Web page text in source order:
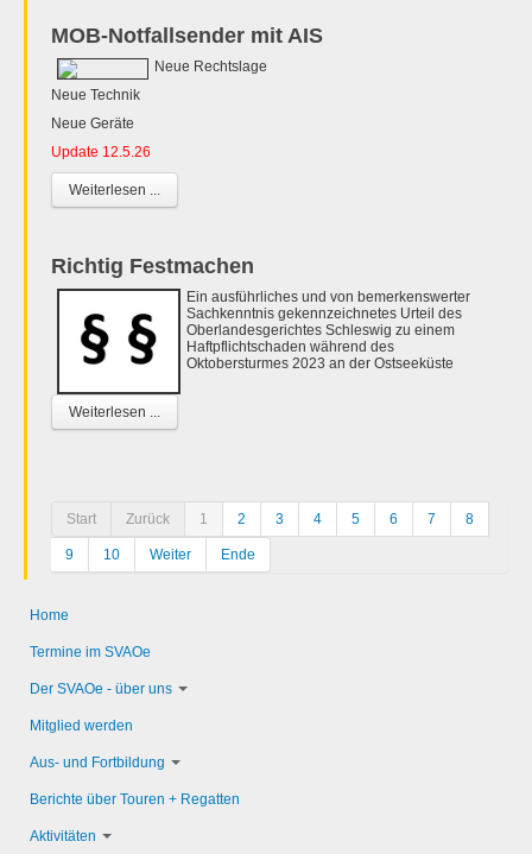
MOB-Notfallsender mit AIS
Neue Rechtslage
Neue Technik
Neue Geräte
Update 12.5.26
Weiterlesen ...
Richtig Festmachen
Ein ausführliches und von bemerkenswerter
Sachkenntnis gekennzeichnetes Urteil des
Oberlandesgerichtes Schleswig zu einem
Haftpflichtschaden während des
Oktobersturmes 2023 an der Ostseeküste
Weiterlesen ...
Start Zurück 1 2 3 4 5 6 7 8
9 10 Weiter Ende
Home
Termine im SVAOe
Der SVAOe - über uns
Mitglied werden
Aus- und Fortbildung
Berichte über Touren + Regatten
Aktivitäten